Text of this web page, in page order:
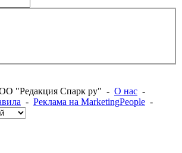
"Редакция Спарк ру" - О нас -
- Реклама на MarketingPeople -